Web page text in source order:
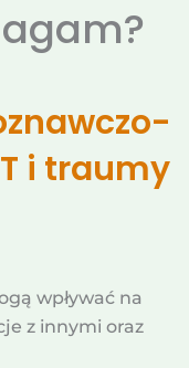
i traumy
wpływać na
z innymi oraz